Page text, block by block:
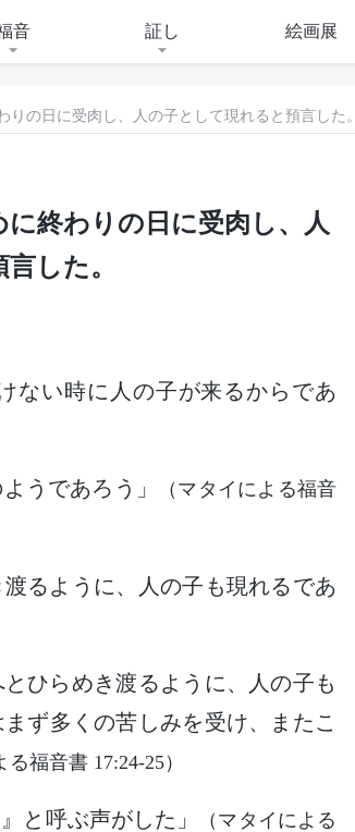
音 証し 絵画展
の日に受肉し、人の子として現れると預言した。
終わりの日に受肉し、人
した。
ない時に人の子が来るからであ
うであろう」
（マタイによる福音
るように、人の子も現れるであ
ひらめき渡るように、人の子も
ず多くの苦しみを受け、またこ
る福音書 17:24-25）
と呼ぶ声がした」
（マタイによる